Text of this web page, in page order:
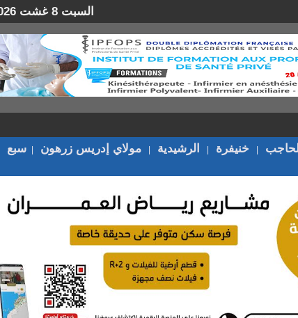
السبت 8 غشت 2026
خنيفرة الرشيدية مولاي إدريس زرهون
سبع